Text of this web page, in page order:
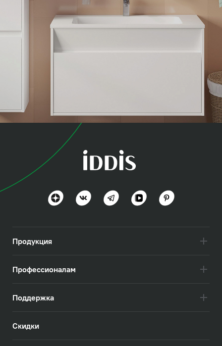
коллекция
Эспер (Esper)
Посмотреть всё
Продукция
Профессионалам
Поддержка
Скидки